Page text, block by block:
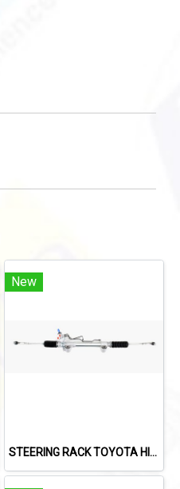
New
STEERING RACK TOYOTA HILUX REVO 4WD (ยกสูง) / FORTUNER 2015-2024 (F-TO-135)